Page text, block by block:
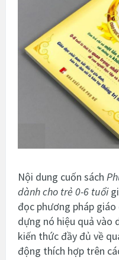
Nội dung cuốn sách
dành cho trẻ 0-6 tuổi
đọc phương pháp
dựng nó hiệu quả vào
kiến thức đầy đủ về
động thích hợp trên